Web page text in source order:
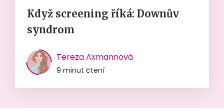
Když screening říká: Downův
syndrom
Tereza Axmannová
9 minut čtení